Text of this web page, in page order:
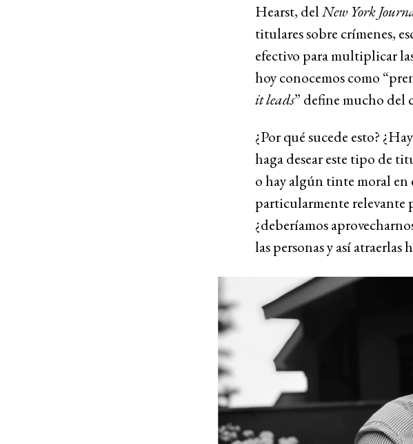
Hearst, delNew York
titulares sobre crímenes,
efectivo para multiplicar
hoy conocemos como
it leads” define mucho del
¿Por qué sucede esto?
haga desear este tipo de
o hay algún tinte moral en
particularmente relevante
¿deberíamos
las personas y así atraerlas